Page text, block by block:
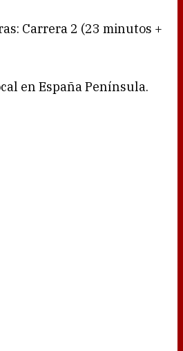
Carrera 2 (23 minutos +
en España Península.